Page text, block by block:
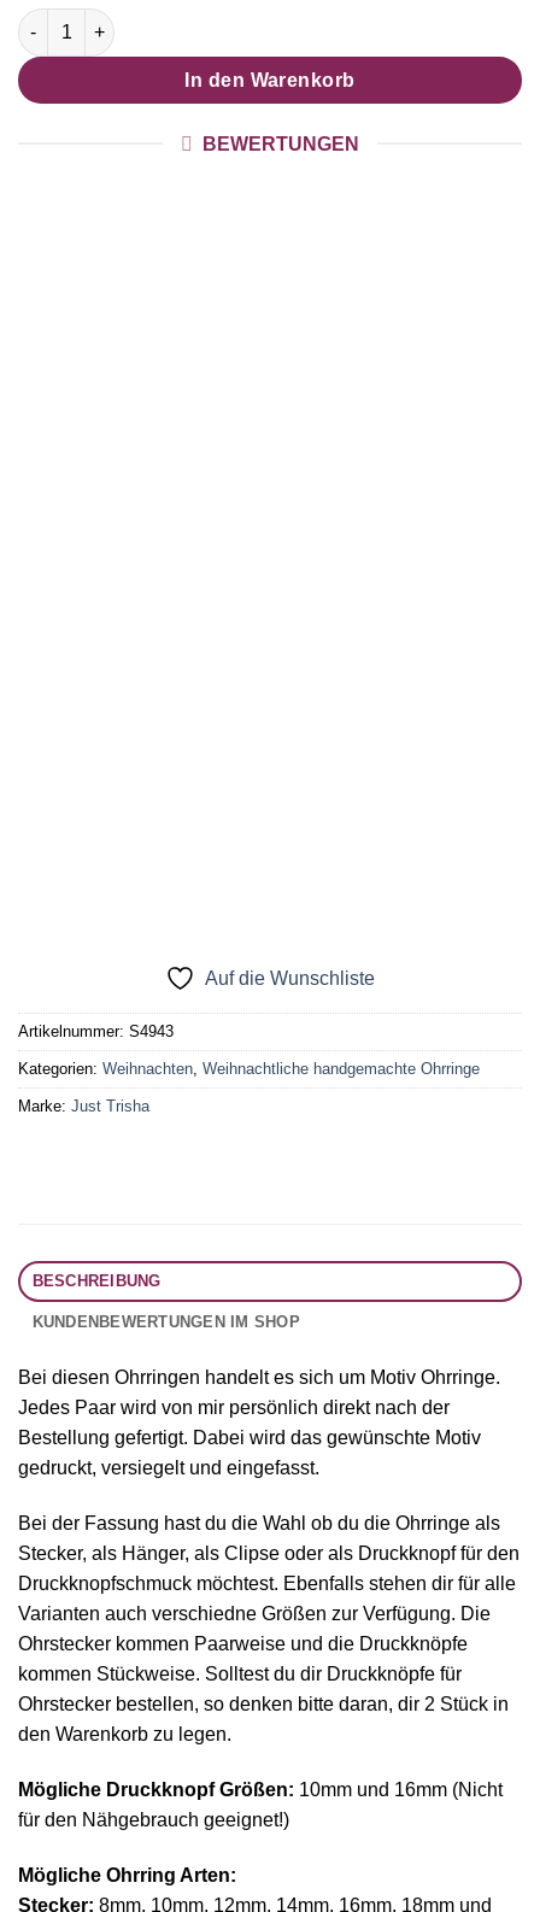
Weihnchtliche Ohrstecker Ohrhänger Clipse Druckknopf kleine
In den Warenkorb
BEWERTUNGEN
Auf die Wunschliste
Artikelnummer: S4943
Kategorien: Weihnachten Weihnachtliche handgemachte Ohrringe
Marke: Just Trisha
BESCHREIBUNG
KUNDENBEWERTUNGEN IM SHOP
Bei diesen Ohrringen handelt es sich um Motiv Ohrringe.
Jedes Paar wird von mir persönlich direkt nach der
Bestellung gefertigt. Dabei wird das gewünschte Motiv
gedruckt, versiegelt und eingefasst.
Bei der Fassung hast du die Wahl ob du die Ohrringe als
Stecker, als Hänger, als Clipse oder als Druckknopf für den
Druckknopfschmuck möchtest. Ebenfalls stehen dir für alle
Varianten auch verschiedne Größen zur Verfügung. Die
Ohrstecker kommen Paarweise und die Druckknöpfe
kommen Stückweise. Solltest du dir Druckknöpfe für
Ohrstecker bestellen, so denken bitte daran, dir 2 Stück in
den Warenkorb zu legen.
Mögliche Druckknopf Größen: 10mm und 16mm (Nicht
für den Nähgebrauch geeignet!)
Mögliche Ohrring Arten:
Stecker: 8mm, 10mm, 12mm, 14mm, 16mm, 18mm und